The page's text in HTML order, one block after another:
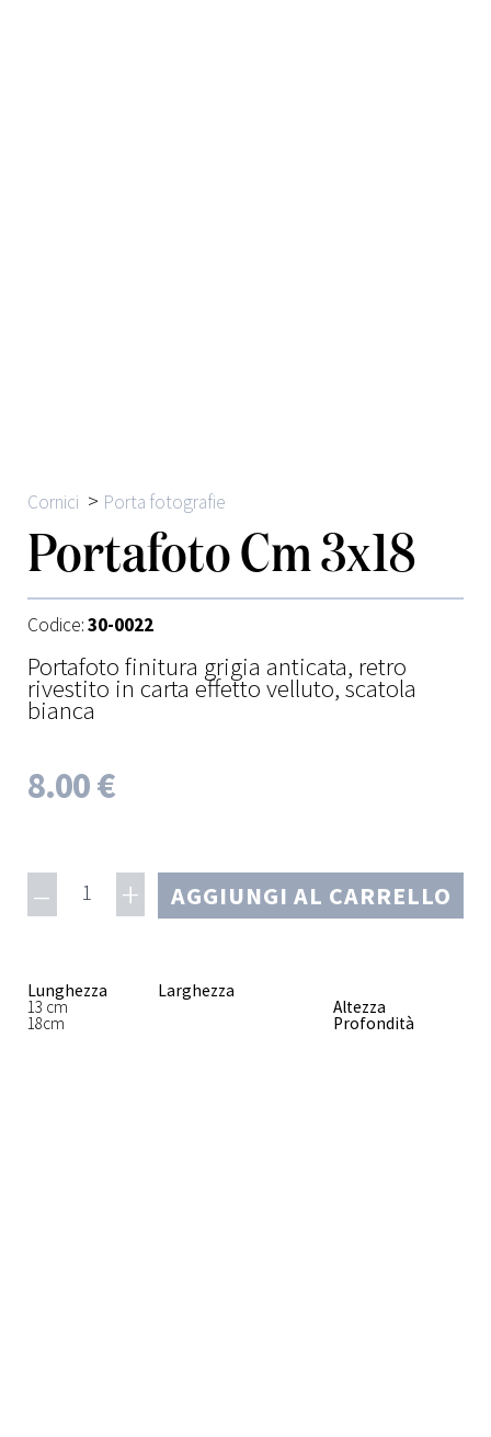
Cornici > Porta fotografie
Portafoto Cm 3x18
Codice:30-0022
Portafoto finitura grigia anticata, retro
rivestito in carta effetto velluto, scatola
bianca
8.00 €
– 1 + AGGIUNGI AL CARRELLO
Lunghezza Larghezza
13 cm Altezza
18cm Profondità